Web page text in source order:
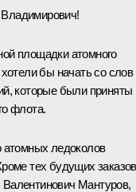
площадки атомного
бы начать со слов
которые были приняты
флота.
атомных ледоколов
тех будущих
Мантуров,